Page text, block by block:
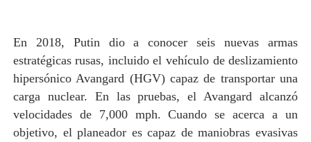
En 2018, Putin dio a conocer seis nuevas armas
estratégicas rusas, incluido el vehículo de deslizamiento
hipersónico Avangard (HGV) capaz de transportar una
carga nuclear. En las pruebas, el Avangard alcanzó
velocidades de 7,000 mph. Cuando se acerca a un
objetivo, el planeador es capaz de maniobras evasivas